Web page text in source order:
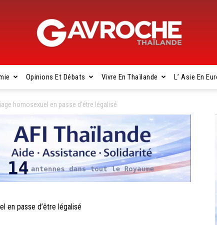
Gavroche
Thaïlande
Opinions Et Débats Vivre En Thaïlande L’ Asie En
homosexuel en passe d’être légalisé
en passe d’être légalisé